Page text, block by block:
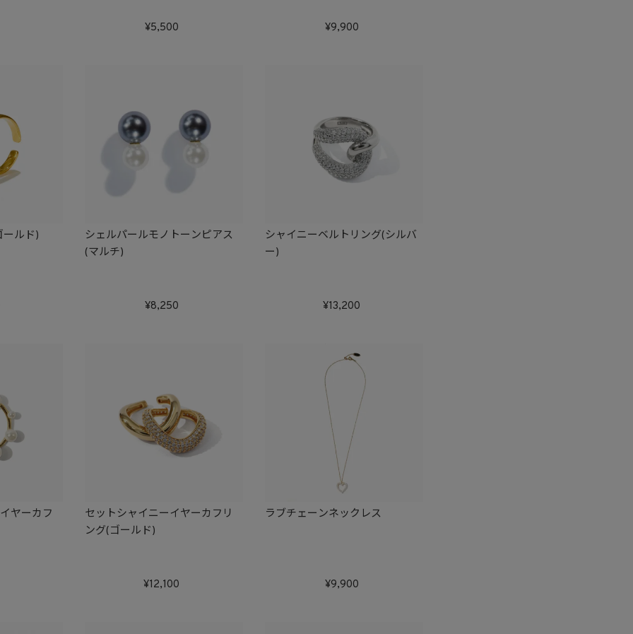
5,500 9,900
ールド)
シェルパールモノトーンピアス
(マルチ)
8,250
シャイニーベルトリング(シルバ
ー)
13,200
ヤーカフ
セットシャイニーイヤーカフリ
ング(ゴールド)
12,100
ラブチェーンネックレス
9,900